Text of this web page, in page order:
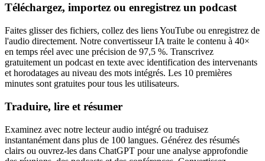
Téléchargez, importez ou enregistrez un podcast
Faites glisser des fichiers, collez des liens YouTube ou enregistrez de
l'audio directement. Notre convertisseur IA traite le contenu à 40×
en temps réel avec une précision de 97,5 %. Transcrivez
gratuitement un podcast en texte avec identification des intervenants
et horodatages au niveau des mots intégrés. Les 10 premières
minutes sont gratuites pour tous les utilisateurs.
Traduire, lire et résumer
Examinez avec notre lecteur audio intégré ou traduisez
instantanément dans plus de 100 langues. Générez des résumés
clairs ou ouvrez-les dans ChatGPT pour une analyse approfondie